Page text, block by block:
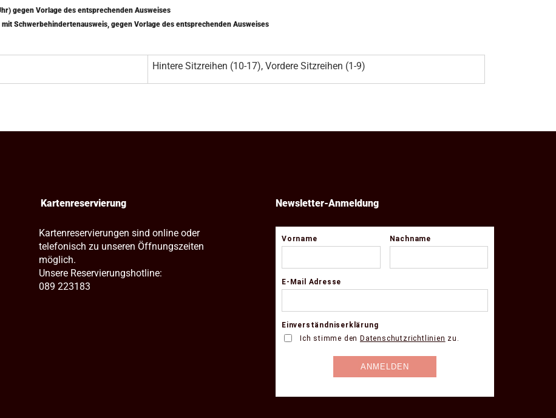
gegen Vorlage des entsprechenden Ausweises
Schwerbehindertenausweis, gegen Vorlage des entsprechenden Ausweises
Hintere Sitzreihen (10-17), Vordere Sitzreihen (1-9)
Kartenreservierung
Kartenreservierungen sind online oder
telefonisch zu unseren Öffnungszeiten
möglich.
Unsere Reservierungshotline:
089 223183
Newsletter-Anmeldung